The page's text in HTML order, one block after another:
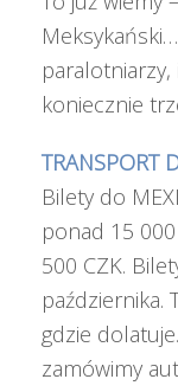
koniecznie
TRANSPORT
Bilety do
ponad 15
500 CZK.
października.
gdzie
zamówimy